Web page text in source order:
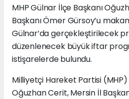
MHP Gülnar İlçe Başkanı
Başkanı Ömer Gürsoy’u
Gülnar’da gerçekleştirilecek
düzenlenecek büyük iftar
istişarelerde bulundu.
Milliyetçi Hareket Partisi (MHP)
Oğuzhan Cerit, Mersin İl